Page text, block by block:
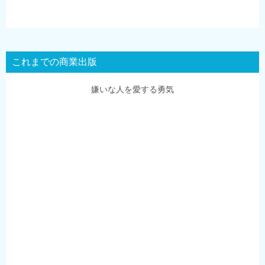
これまでの商業出版
嫌いな人を愛する勇気